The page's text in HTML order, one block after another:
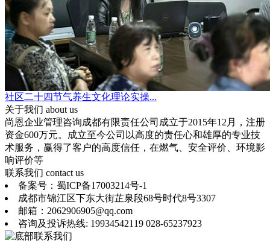
社区二十四节气养生文化理论实操...
关于我们 about us
尚恩企业管理咨询成都有限责任公司成立于2015年12月，注册
资金600万元。成立至今公司以高度的责任心和雄厚的专业技
术服务，赢得了客户的高度信任，在燃气、安全评价、环境影
响评价等
联系我们 contact us
备案号：蜀ICP备17003214号-1
成都市锦江区下东大街芷泉段68号时代8号3307
邮箱：2062906905@qq.com
咨询及投诉热线: 19934542119 028-65237923